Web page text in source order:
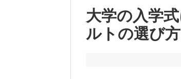
大学の入学
ルトの選び